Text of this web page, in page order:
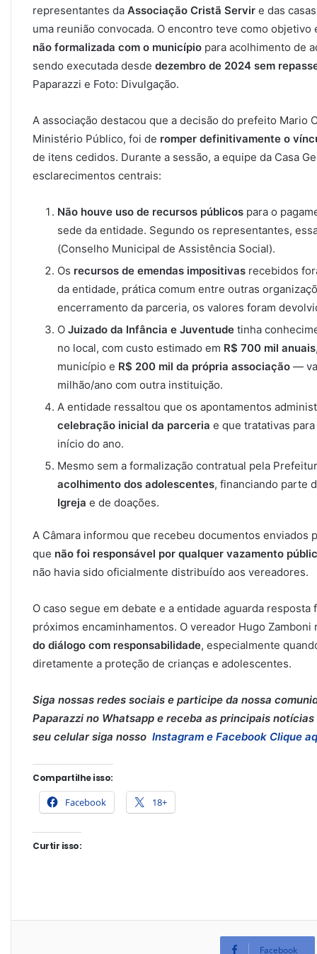
representantes da Associação Cristã Servir e das
uma reunião convocada. O encontro teve como
não formalizada com o município para acolhimento de
sendo executada desde dezembro de 2024 sem
Paparazzi e Foto: Divulgação.
A associação destacou que a decisão do prefeito Mario
Ministério Público, foi de romper definitivamente o
de itens cedidos. Durante a sessão, a equipe da Casa
esclarecimentos centrais:
Não houve uso de recursos públicos para o
sede da entidade. Segundo os representantes,
(Conselho Municipal de Assistência Social).
Os recursos de emendas impositivas recebidos
da entidade, prática comum entre outras
encerramento da parceria, os valores foram
O Juizado da Infância e Juventude tinha
no local, com custo estimado em R$ 700 mil anuais
município e R$ 200 mil da própria associação —
milhão/ano com outra instituição.
A entidade ressaltou que os apontamentos
celebração inicial da parceria e que tratativas
início do ano.
Mesmo sem a formalização contratual pela
acolhimento dos adolescentes, financiando parte
Igreja e de doações.
A Câmara informou que recebeu documentos enviados
que não foi responsável por qualquer vazamento
não havia sido oficialmente distribuído aos vereadores.
O caso segue em debate e a entidade aguarda
próximos encaminhamentos. O vereador Hugo
do diálogo com responsabilidade, especialmente
diretamente a proteção de crianças e adolescentes.
Siga nossas redes sociais e participe da nossa
Paparazzi no Whatsapp e receba as principais
seu celular siga nosso Instagram e Facebook Clique
Compartilhe isso:
Facebook 18+
Curtir isso:
Facebook